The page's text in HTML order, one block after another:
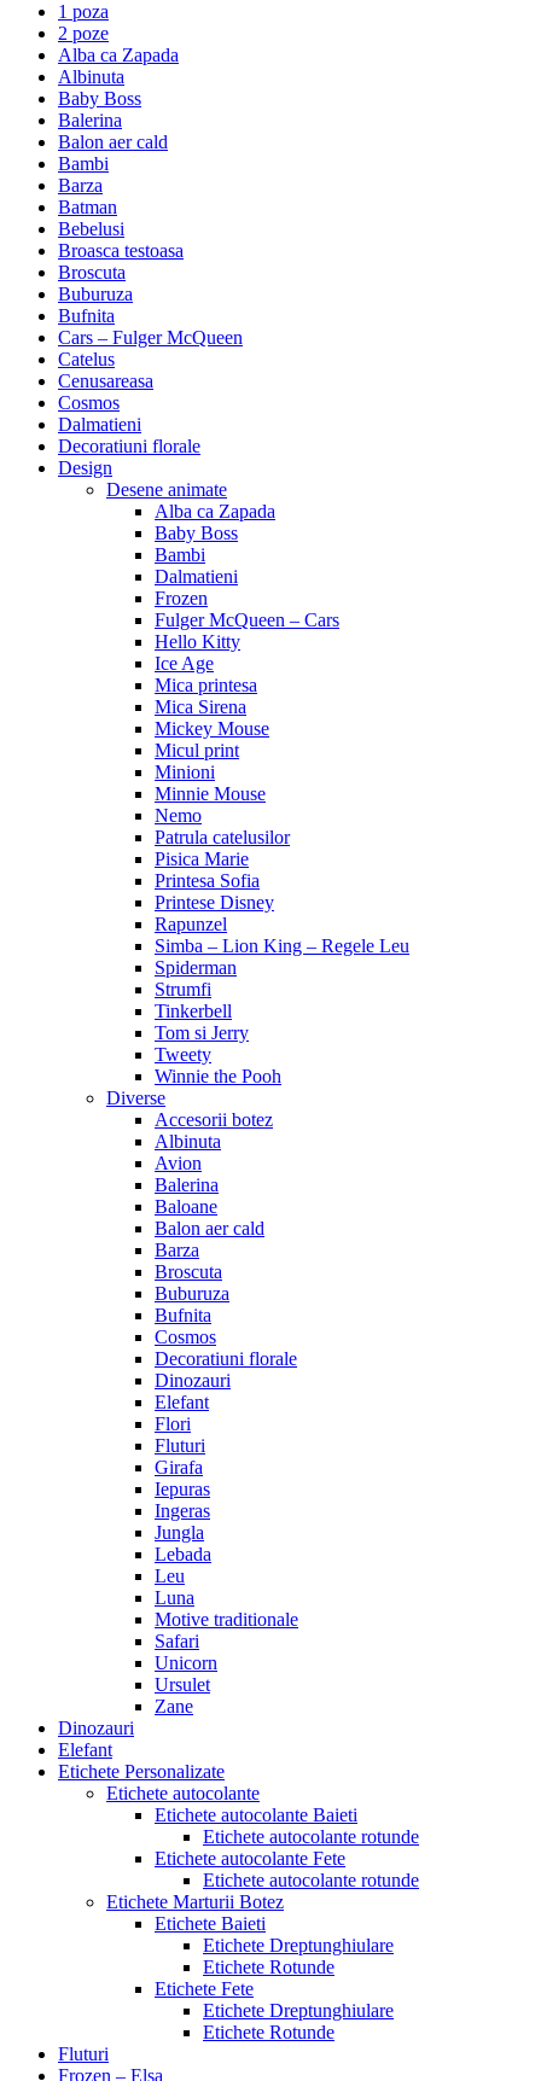
1 poza
2 poze
Alba ca Zapada
Albinuta
Baby Boss
Balerina
Balon aer cald
Bambi
Barza
Batman
Bebelusi
Broasca testoasa
Broscuta
Buburuza
Bufnita
Cars – Fulger McQueen
Catelus
Cenusareasa
Cosmos
Dalmatieni
Decoratiuni florale
Design
Desene animate
Alba ca Zapada
Baby Boss
Bambi
Dalmatieni
Frozen
Fulger McQueen – Cars
Hello Kitty
Ice Age
Mica printesa
Mica Sirena
Mickey Mouse
Micul print
Minioni
Minnie Mouse
Nemo
Patrula catelusilor
Pisica Marie
Printesa Sofia
Printese Disney
Rapunzel
Simba – Lion King – Regele Leu
Spiderman
Strumfi
Tinkerbell
Tom si Jerry
Tweety
Winnie the Pooh
Diverse
Accesorii botez
Albinuta
Avion
Balerina
Baloane
Balon aer cald
Barza
Broscuta
Buburuza
Bufnita
Cosmos
Decoratiuni florale
Dinozauri
Elefant
Flori
Fluturi
Girafa
Iepuras
Ingeras
Jungla
Lebada
Leu
Luna
Motive traditionale
Safari
Unicorn
Ursulet
Zane
Dinozauri
Elefant
Etichete Personalizate
Etichete autocolante
Etichete autocolante Baieti
Etichete autocolante rotunde
Etichete autocolante Fete
Etichete autocolante rotunde
Etichete Marturii Botez
Etichete Baieti
Etichete Dreptunghiulare
Etichete Rotunde
Etichete Fete
Etichete Dreptunghiulare
Etichete Rotunde
Fluturi
Frozen – Elsa